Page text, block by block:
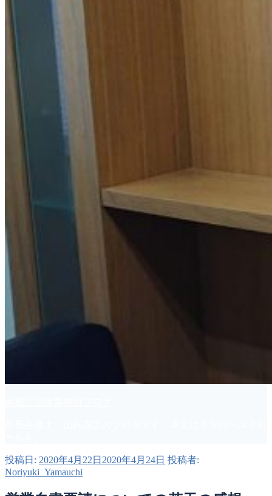
投稿日: 2020年4月22日 2020年4月24日 投稿者:
Noriyuki_Yamauchi